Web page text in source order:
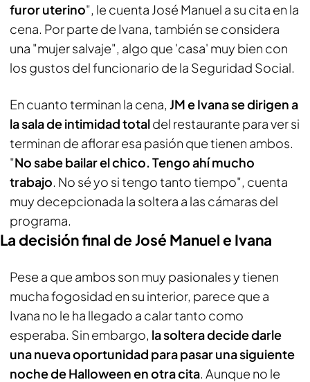
furor uterino", le cuenta José Manuel a su cita en la
cena. Por parte de Ivana, también se considera
una "mujer salvaje", algo que 'casa' muy bien con
los gustos del funcionario de la Seguridad Social.
En cuanto terminan la cena, JM e Ivana se dirigen a
la sala de intimidad totaldel restaurante para ver si
terminan de aflorar esa pasión que tienen ambos.
"No sabe bailar el chico. Tengo ahí mucho
trabajo. No sé yo si tengo tanto tiempo", cuenta
muy decepcionada la soltera a las cámaras del
programa.
La decisión final de José Manuel e Ivana
Pese a que ambos son muy pasionales y tienen
mucha fogosidad en su interior, parece que a
Ivana no le ha llegado a calar tanto como
esperaba. Sin embargo, la soltera decide darle
una nueva oportunidad para pasar una siguiente
noche de Halloween en otra cita. Aunque no le